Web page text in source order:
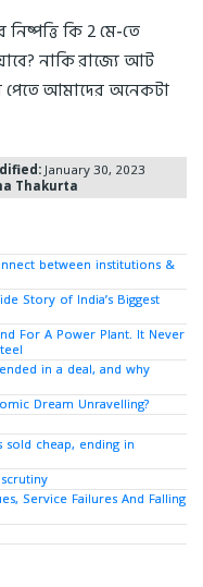
নিষ্পত্তি কি 2 মে-তে
নাকি রাজ্যে আট
পেতে আমাদের অনেকটা
January 30, 2023
Thakurta
between institutions &
Story of India’s Biggest
For A Power Plant. It Never
ended in a deal, and why
Dream Unravelling?
sold cheap, ending in
Service Failures And Falling